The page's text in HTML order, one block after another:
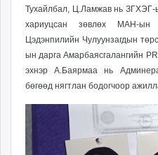
Тухайлбал, Ц.Ламжав нь ЗГХЭГ-
хариуцсан зөвлөх МАН-ын
Цэдэнпилийн Чулуунзагдын
ын дарга Амарбаясгалангийн
эхнэр А.Баярмаа нь
бөгөөд нягтлан бодогчоор